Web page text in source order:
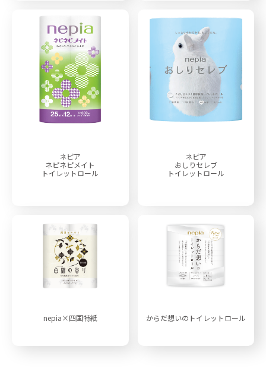
ネピア
ネピネピメイト
トイレットロール
ネピア
おしりセレブ
トイレットロール
nepia×四国特紙 からだ想いのトイレットロール